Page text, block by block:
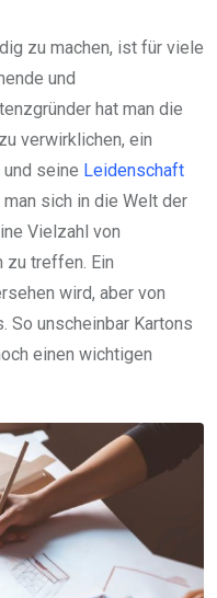
zu machen, ist für viele
und
hat man die
verwirklichen, ein
seine Leidenschaft
sich in die Welt der
Vielzahl von
zu treffen. Ein
wird, aber von
So unscheinbar Kartons
einen wichtigen